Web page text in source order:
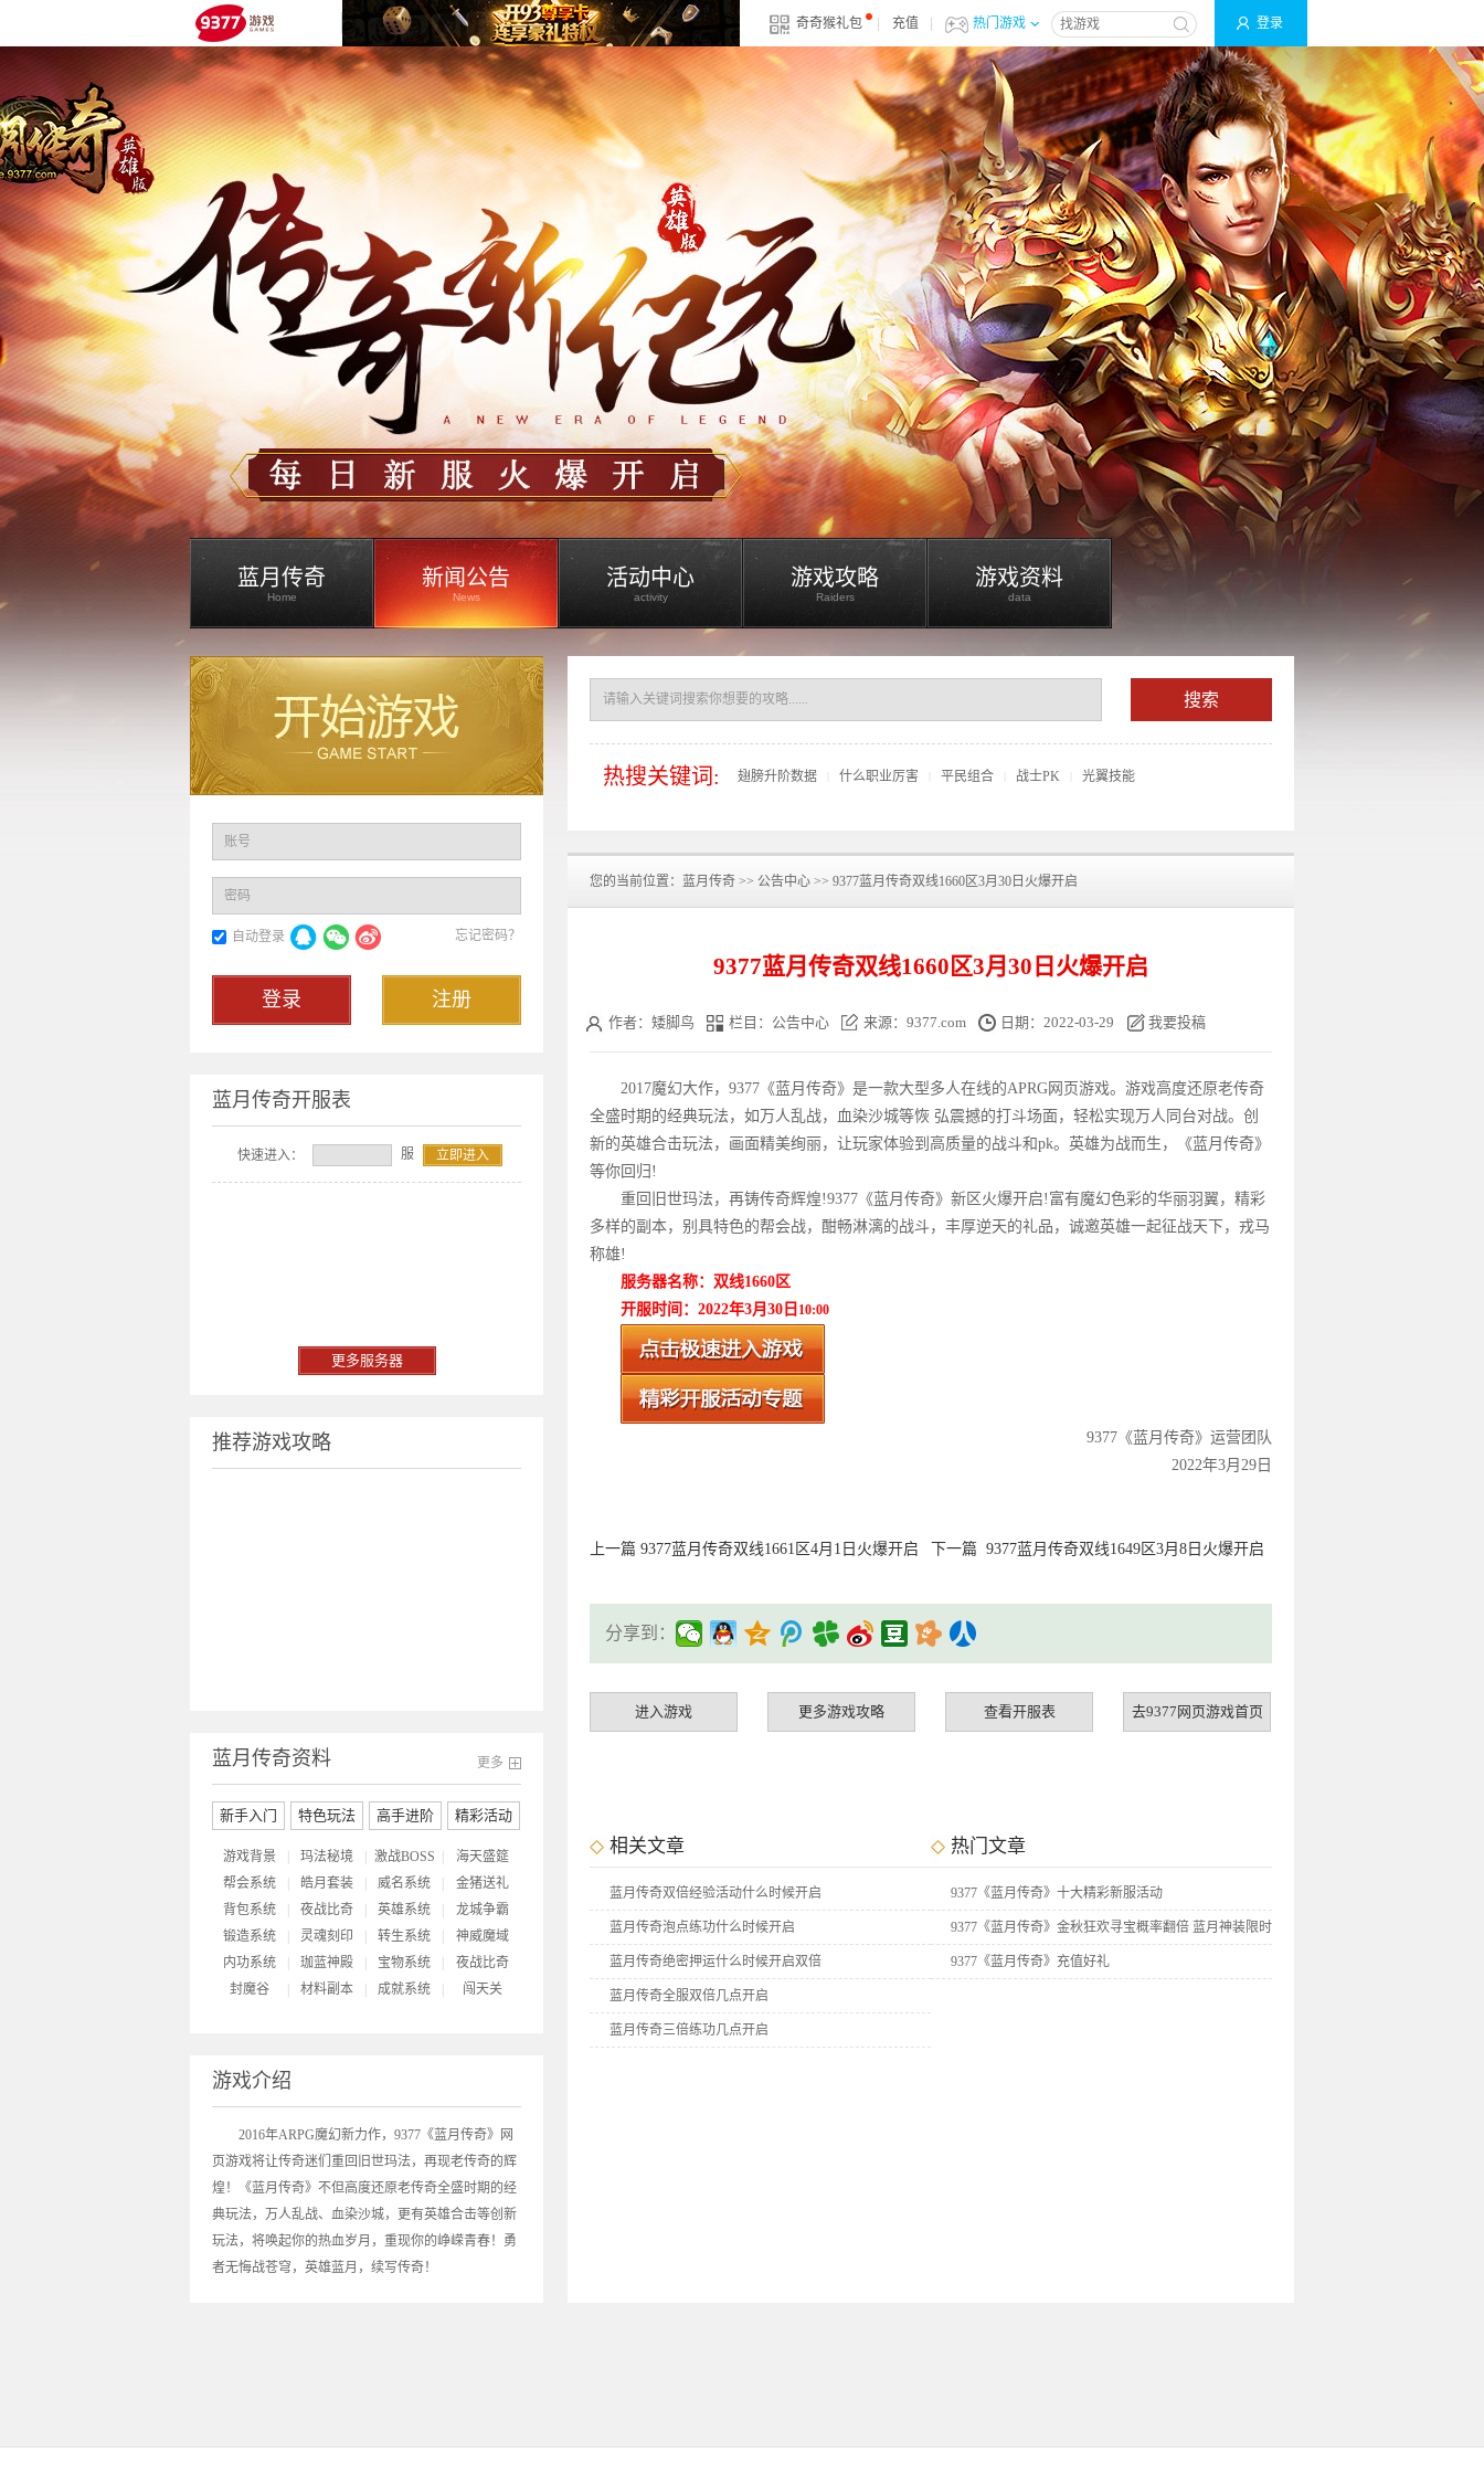
奇奇猴礼包 充值 热门游戏 登录
蓝月传奇
Home
新闻公告
News
活动中心
activity
游戏攻略
Raiders
游戏资料
data
热搜关键词: 翅膀升阶数据 什么职业厉害 平民组合 战士PK 光翼技能
您的当前位置： 蓝月传奇 >> 公告中心 >> 9377蓝月传奇双线1660区3月30日火爆开启
9377蓝月传奇双线1660区3月30日火爆开启
作者：矮脚鸟 栏目：公告中心 来源：9377.com 日期：2022-03-29 我要投稿
2017魔幻大作，9377《蓝月传奇》是一款大型多人在线的APRG网页游戏。 游戏高度还原老传奇
全盛时期的经典玩法，如万人乱战，血染沙城等恢 弘震撼的打斗场面，轻松实现万人同台对战。创
新的英雄合击玩法，画面精美绚丽，让玩家体验到高质量的战斗和pk。英雄为战而生，《蓝月传奇》
等你回归!
重回旧世玛法，再铸传奇辉煌!9377《蓝月传奇》新区火爆开启!富有魔幻色彩的华丽羽翼，精彩
多样的副本，别具特色的帮会战，酣畅淋漓的战斗，丰厚逆天的礼品，诚邀英雄一起征战天 下，戎马
称雄!
服务器名称：双线1660区
开服时间：2022年3月30 日 10:00
9377《蓝月传奇》运营团队
2022年3月29日
上一篇 9377蓝月传奇双线1661区4月1日火爆开启 下一篇 9377蓝月传奇双线1649区3月8日火爆开启
分享到：
进入游戏 更多游戏攻略 查看开服表 去9377网页游戏首页
相关文章
蓝月传奇双倍经验活动什么时候开启
蓝月传奇泡点练功什么时候开启
蓝月传奇绝密押运什么时候开启双倍
蓝月传奇全服双倍几点开启
蓝月传奇三倍练功几点开启
热门文章
9377《蓝月传奇》十大精彩新服活动
9377《蓝月传奇》金秋狂欢寻宝概率翻倍 蓝月神装限时
抽
9377《蓝月传奇》充值好礼
账号
密码
忘记密码？
自动登录
注册
登录
蓝月传奇开服表
快速进入： 服 立即进入
更多服务器
推荐游戏攻略
更多
蓝月传奇资料
新手入门 特色玩法 高手进阶 精彩活动
游戏背景 玛法秘境 激战BOSS
海天盛筵
帮会系统 皓月套装 威名系统
金猪送礼
背包系统 夜战比奇 英雄系统
龙城争霸
锻造系统 灵魂刻印 转生系统
神威魔域
内功系统 珈蓝神殿 宝物系统
夜战比奇
封魔谷 材料副本 成就系统 闯天关
游戏介绍
2016年ARPG魔幻新力作，9377《蓝月传奇》网
页游戏将让传奇迷们重回旧世玛法，再现老传奇的辉
煌！《蓝月传奇》不但高度还原老传奇全盛时期的经
典玩法，万人乱战、血染沙城，更有英雄合击等创新
玩法，将唤起你的热血岁月，重现你的峥嵘青春！勇
者无悔战苍穹，英雄蓝月，续写传奇！